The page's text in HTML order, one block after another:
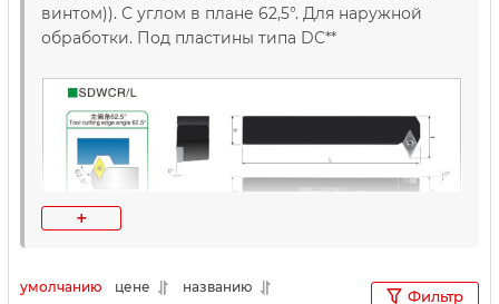
винтом)). С углом в плане 62,5°. Для наружной
обработки. Под пластины типа DC**
+
умолчанию цене
названию
Фильтр